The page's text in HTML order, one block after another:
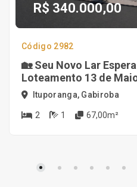
R$ 340.000,00
Código 2982
🏡 Seu Novo Lar
Loteamento 13 de
Ituporanga, Gabiroba
2 1 67,00m²